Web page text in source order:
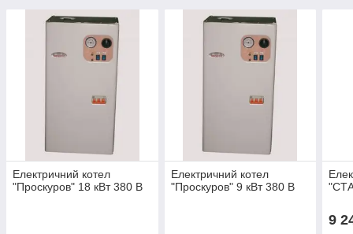
Електричний котел
"Проскуров" 18 кВт 380 В
Електричний котел
"Проскуров" 9 кВт 380 В
9